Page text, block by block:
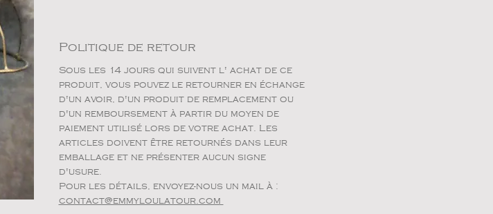
Politique de retour
Sous les 14 jours qui suivent l' achat de ce
produit, vous pouvez le retourner en échange
d'un avoir, d'un produit de remplacement ou
d'un remboursement à partir du moyen de
paiement utilisé lors de votre achat. Les
articles doivent être retournés dans leur
emballage et ne présenter aucun signe
d'usure.
Pour les détails, envoyez-nous un mail à :
contact@emmyloulatour.com